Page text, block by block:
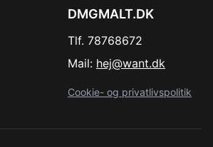
DMGMALT.DK
Tlf. 78768672
Mail: hej@want.dk
Cookie- og privatlivspolitik